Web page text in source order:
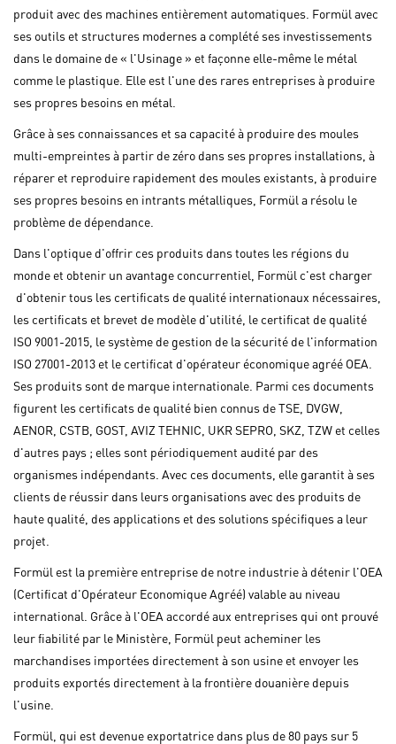
produit avec des machines entièrement automatiques. Formül avec
ses outils et structures modernes a complété ses investissements
dans le domaine de « l'Usinage » et façonne elle-même le métal
comme le plastique. Elle est l'une des rares entreprises à produire
ses propres besoins en métal.
Grâce à ses connaissances et sa capacité à produire des moules
multi-empreintes à partir de zéro dans ses propres installations, à
réparer et reproduire rapidement des moules existants, à produire
ses propres besoins en intrants métalliques, Formül a résolu le
problème de dépendance.
Dans l'optique d'offrir ces produits dans toutes les régions du
monde et obtenir un avantage concurrentiel, Formül c'est charger
d'obtenir tous les certificats de qualité internationaux nécessaires,
les certificats et brevet de modèle d'utilité, le certificat de qualité
ISO 9001-2015, le système de gestion de la sécurité de l'information
ISO 27001-2013 et le certificat d'opérateur économique agréé OEA.
Ses produits sont de marque internationale. Parmi ces documents
figurent les certificats de qualité bien connus de TSE, DVGW,
AENOR, CSTB, GOST, AVIZ TEHNIC, UKR SEPRO, SKZ, TZW et celles
d'autres pays ; elles sont périodiquement audité par des
organismes indépendants. Avec ces documents, elle garantit à ses
clients de réussir dans leurs organisations avec des produits de
haute qualité, des applications et des solutions spécifiques a leur
projet.
Formül est la première entreprise de notre industrie à détenir l'OEA
(Certificat d'Opérateur Economique Agréé) valable au niveau
international. Grâce à l'OEA accordé aux entreprises qui ont prouvé
leur fiabilité par le Ministère, Formül peut acheminer les
marchandises importées directement à son usine et envoyer les
produits exportés directement à la frontière douanière depuis
l'usine.
Formül, qui est devenue exportatrice dans plus de 80 pays sur 5